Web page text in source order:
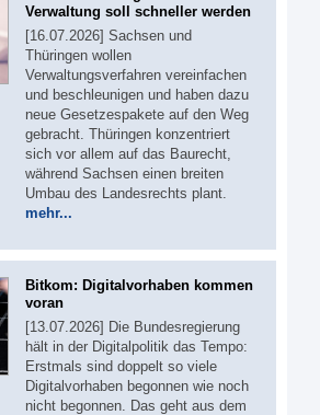
Verwaltung soll schneller werden
[16.07.2026] Sachsen und
Thüringen wollen
Verwaltungsverfahren vereinfachen
und beschleunigen und haben dazu
neue Gesetzespakete auf den Weg
gebracht. Thüringen konzentriert
sich vor allem auf das Baurecht,
während Sachsen einen breiten
Umbau des Landesrechts plant.
mehr...
Bitkom: Digitalvorhaben kommen
voran
[13.07.2026] Die Bundesregierung
hält in der Digitalpolitik das Tempo:
Erstmals sind doppelt so viele
Digitalvorhaben begonnen wie noch
nicht begonnen. Das geht aus dem